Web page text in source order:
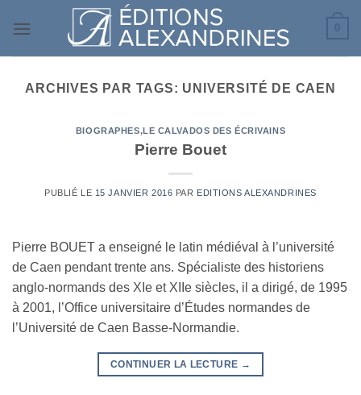
ARCHIVES PAR TAGS: UNIVERSITÉ DE CAEN
BIOGRAPHES,LE CALVADOS DES ÉCRIVAINS
Pierre Bouet
PUBLIÉ LE 15 JANVIER 2016 PAR EDITIONS ALEXANDRINES
Pierre BOUET a enseigné le latin médiéval à l’université
de Caen pendant trente ans. Spécialiste des historiens
anglo-normands des XIe et XIIe siècles, il a dirigé, de 1995
à 2001, l’Office universitaire d’Études normandes de
l’Université de Caen Basse-Normandie.
CONTINUER LA LECTURE →